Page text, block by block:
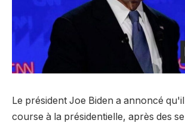
Le président Joe Biden a annoncé
course à la présidentielle, après des